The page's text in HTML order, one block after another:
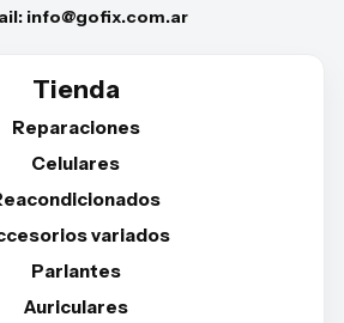
info@gofix.com.ar
Tienda
Reparaciones
Celulares
variados
Parlantes
Auriculares